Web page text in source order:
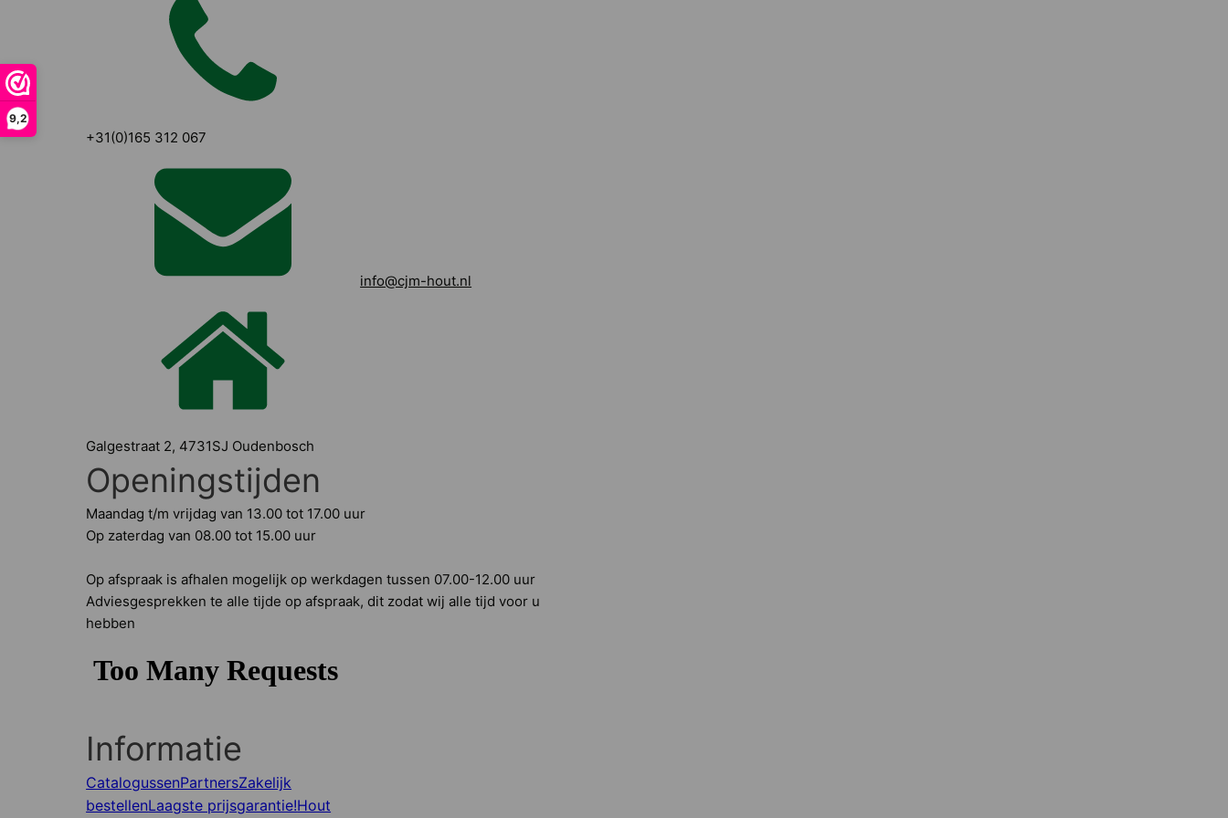
9,2
+31(0)165 312 067
info@cjm-hout.nl
Galgestraat 2, 4731SJ Oudenbosch
Openingstijden
Maandag t/m vrijdag van 13.00 tot 17.00 uur
Op zaterdag van 08.00 tot 15.00 uur
Op afspraak is afhalen mogelijk op werkdagen tussen 07.00-12.00 uur
Adviesgesprekken te alle tijde op afspraak, dit zodat wij alle tijd voor u
hebben
Informatie
CatalogussenPartnersZakelijk
bestellenLaagste prijsgarantie!Hout